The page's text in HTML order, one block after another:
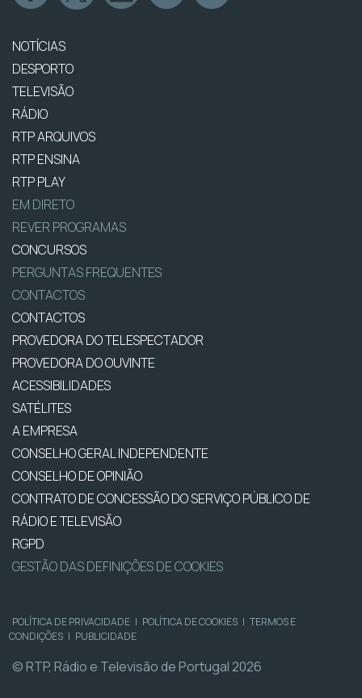
NOTÍCIAS
DESPORTO
TELEVISÃO
RÁDIO
RTP ARQUIVOS
RTP ENSINA
RTP PLAY
EM DIRETO
REVER PROGRAMAS
CONCURSOS
PERGUNTAS FREQUENTES
CONTACTOS
CONTACTOS
PROVEDORA DO TELESPECTADOR
PROVEDORA DO OUVINTE
ACESSIBILIDADES
SATÉLITES
A EMPRESA
CONSELHO GERAL INDEPENDENTE
CONSELHO DE OPINIÃO
CONTRATO DE CONCESSÃO DO SERVIÇO PÚBLICO DE
RÁDIO E TELEVISÃO
RGPD
GESTÃO DAS DEFINIÇÕES DE COOKIES
POLÍTICA DE PRIVACIDADE | POLÍTICA DE COOKIES | TERMOS E
CONDIÇÕES | PUBLICIDADE
© RTP, Rádio e Televisão de Portugal 2026